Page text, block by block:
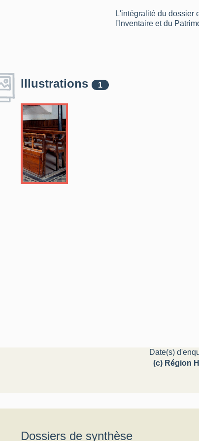
L'intégralité du dossier
l'Inventaire et du
Illustrations 1
Date(s)
(c) Région
Dossiers de synthèse